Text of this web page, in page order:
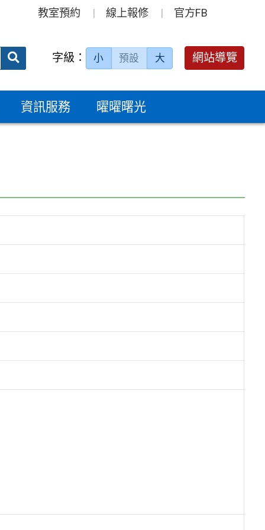
教室預約 線上報修 官方FB
送出 字級： 小 預設 大 網站導覽
資訊服務 曜曜曙光